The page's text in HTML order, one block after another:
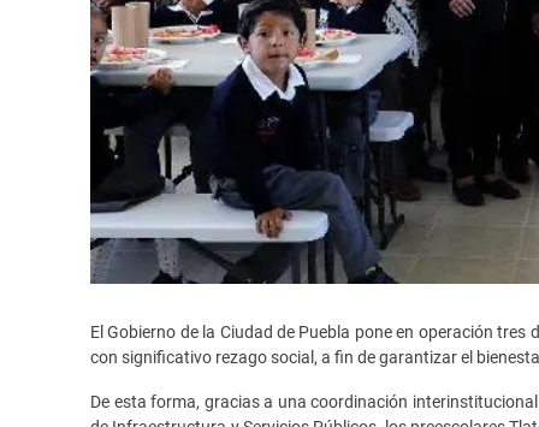
El Gobierno de la Ciudad de Puebla pone en operación
con significativo rezago social, a fin de garantizar el
De esta forma, gracias a una coordinación